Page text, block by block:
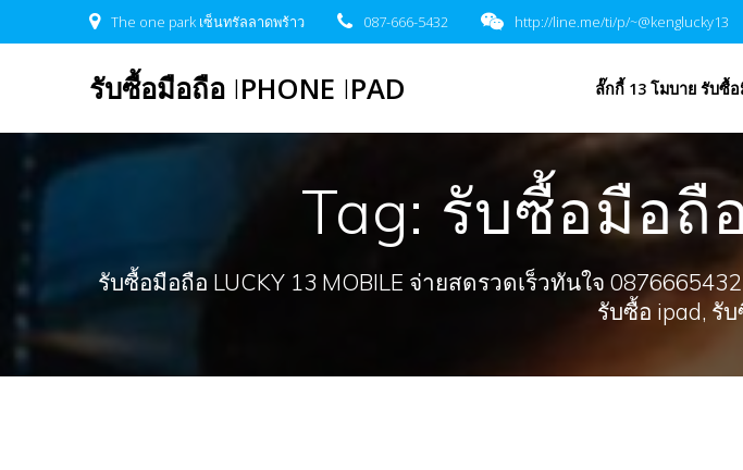
to
The one park เซ็นทรัลลาดพร้าว 087-666-5432 http://line.me/ti/p/~@kenglucky13
รับซื้อมือถือ IPHONE IPAD ลั๊กกี้ 13 โมบาย รับซื้
Tag: รับซื้อมือถื
รับซื้อมือถือ LUCKY 13 MOBILE จ่ายสดรวดเร็วทันใจ
รับซื้อ ipad, รั